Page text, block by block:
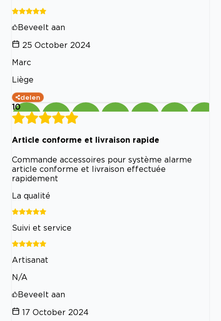
Beveelt aan
25 October 2024
Marc
Liège
delen
10
Article conforme et livraison rapide
Commande accessoires pour système alarme
article conforme et livraison effectuée
rapidement
La qualité
Suivi et service
Artisanat
N/A
Beveelt aan
17 October 2024